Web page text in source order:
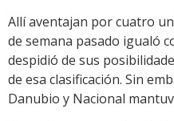
Allí aventajan por cuatro
de semana pasado igualó
despidió de sus
de esa clasificación. Sin
Danubio y Nacional